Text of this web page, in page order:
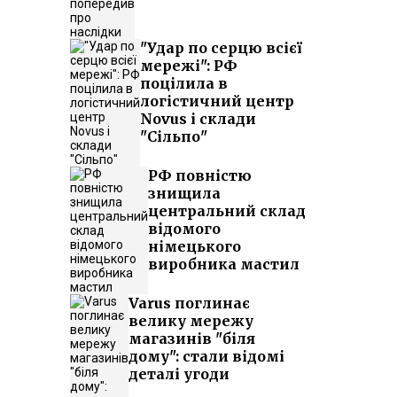
"Удар по серцю всієї
мережі": РФ
поцілила в
логістичний центр
Novus і склади
"Сільпо"
РФ повністю
знищила
центральний склад
відомого
німецького
виробника мастил
Varus поглинає
велику мережу
магазинів "біля
дому": стали відомі
деталі угоди